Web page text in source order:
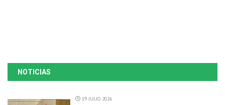
NOTICIAS
19 JULIO 2026